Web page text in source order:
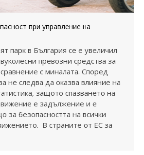
при управление на
парк в България се е увеличил
превозни средства за
с миналата. Според
не следва да оказва влияние на
защото спазването на
е задължение и е
за безопасността на всички
В страните от ЕС за